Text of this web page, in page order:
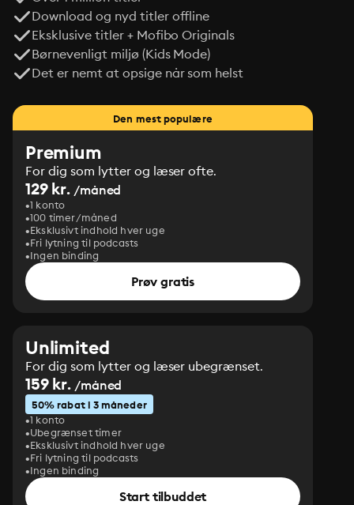
Download og nyd titler offline
Eksklusive titler + Mofibo Originals
Børnevenligt miljø (Kids Mode)
Det er nemt at opsige når som helst
Den mest populære
Premium
For dig som lytter og læser ofte.
129 kr. /måned
1 konto
100 timer/måned
Eksklusivt indhold hver uge
Fri lytning til podcasts
Ingen binding
Prøv gratis
Unlimited
For dig som lytter og læser ubegrænset.
159 kr. /måned
50% rabat i 3 måneder
1 konto
Ubegrænset timer
Eksklusivt indhold hver uge
Fri lytning til podcasts
Ingen binding
Start tilbuddet